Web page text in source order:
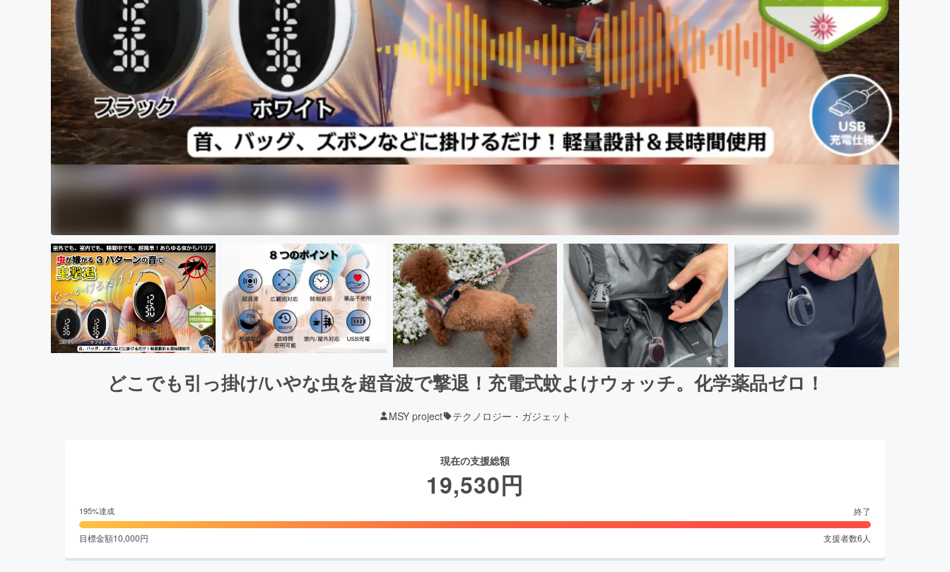
どこでも引っ掛け/いやな虫を超音波で撃退！充電式蚊よけウォッチ。化学薬品ゼロ！
MSY project テクノロジー・ガジェット
現在の支援総額
19,530円
195%達成 終了
目標金額10,000円 支援者数6 人